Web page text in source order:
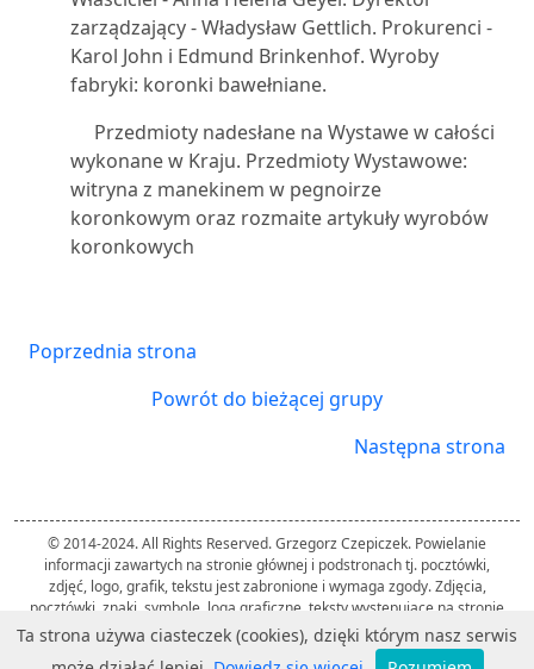
zarządzający - Władysław Gettlich. Prokurenci -
Karol John i Edmund Brinkenhof. Wyroby
fabryki: koronki bawełniane.
Przedmioty nadesłane na Wystawe w całości
wykonane w Kraju. Przedmioty Wystawowe:
witryna z manekinem w pegnoirze
koronkowym oraz rozmaite artykuły wyrobów
koronkowych
Poprzednia strona
Powrót do bieżącej grupy
Następna strona
© 2014-2024. All Rights Reserved. Grzegorz Czepiczek. Powielanie
informacji zawartych na stronie głównej i podstronach tj. pocztówki,
zdjęć, logo, grafik, tekstu jest zabronione i wymaga zgody. Zdjęcia,
pocztówki, znaki, symbole, loga graficzne, teksty występujące na stronie
należą do ich twórców i zostały użyte przez autora strony wyłącznie w
celach informacyjnych.
Ta strona używa ciasteczek (cookies), dzięki którym nasz serwis